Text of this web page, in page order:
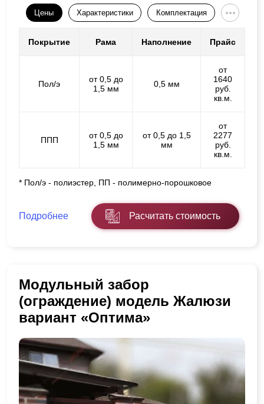
Цены Характеристики Комплектация
Покрытие Рама Наполнение Прайс
Пол/э
от 0,5 до
1,5 мм
0,5 мм
от
1640
руб.
кв.м.
ППП
от 0,5 до
1,5 мм
от 0,5 до 1,5
мм
от
2277
руб.
кв.м.
* Пол/э - полиэстер, ПП - полимерно-порошковое
Подробнее Расчитать стоимость
Модульный забор
(ограждение) модель Жалюзи
вариант «Оптима»